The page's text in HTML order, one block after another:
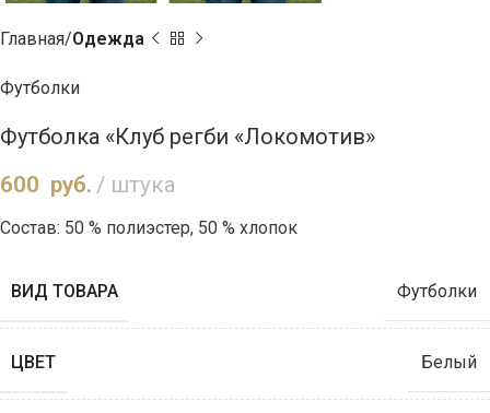
Главная Одежда
Футболки
Футболка «Клуб регби «Локомотив»
600 руб. штука
Состав: 50 % полиэстер, 50 % хлопок
ВИД ТОВАРА Футболки
ЦВЕТ Белый